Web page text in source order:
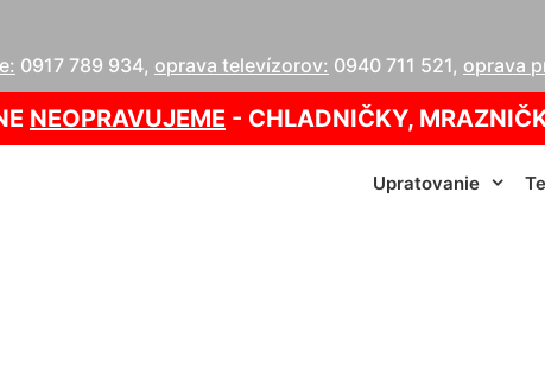
0917 789 934, oprava televízorov: 0940 711 521, oprava
NEOPRAVUJEME - CHLADNIČKY,
Upratovanie